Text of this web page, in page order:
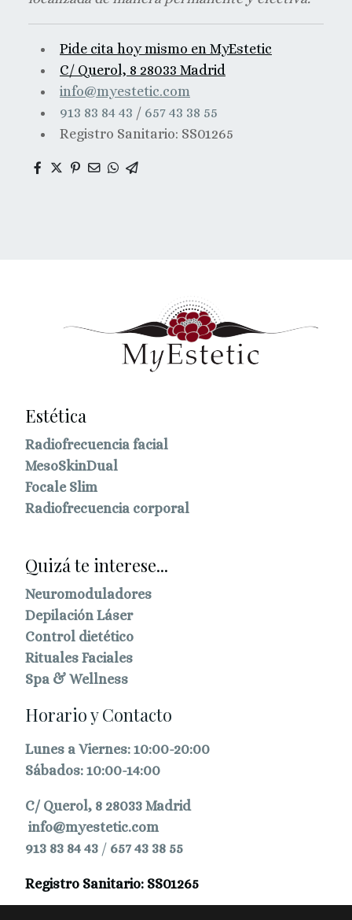
Pide cita hoy mismo en MyEstetic
C/ Querol, 8 28033 Madrid
info@myestetic.com
913 83 84 43 / 657 43 38 55
Registro Sanitario: SS01265
Estética
Radiofrecuencia facial
MesoSkinDual
Focale Slim
Radiofrecuencia corporal
Quizá te interese...
Neuromoduladores
Depilación Láser
Control dietético
Rituales Faciales
Spa & Wellness
Horario y Contacto
Lunes a Viernes: 10:00-20:00
Sábados: 10:00-14:00
C/ Querol, 8 28033 Madrid
info@myestetic.com
913 83 84 43 / 657 43 38 55
Registro Sanitario: SS01265